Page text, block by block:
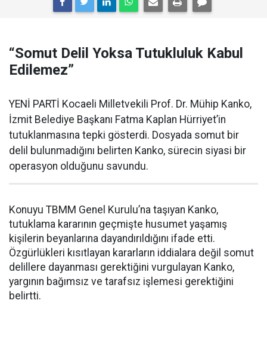
“Somut Delil Yoksa Tutukluluk Kabul
Edilemez”
YENİ PARTİ Kocaeli Milletvekili Prof. Dr. Mühip Kanko,
İzmit Belediye Başkanı Fatma Kaplan Hürriyet’in
tutuklanmasına tepki gösterdi. Dosyada somut bir
delil bulunmadığını belirten Kanko, sürecin siyasi bir
operasyon olduğunu savundu.
Konuyu TBMM Genel Kurulu’na taşıyan Kanko,
tutuklama kararının geçmişte husumet yaşamış
kişilerin beyanlarına dayandırıldığını ifade etti.
Özgürlükleri kısıtlayan kararların iddialara değil somut
delillere dayanması gerektiğini vurgulayan Kanko,
yargının bağımsız ve tarafsız işlemesi gerektiğini
belirtti.